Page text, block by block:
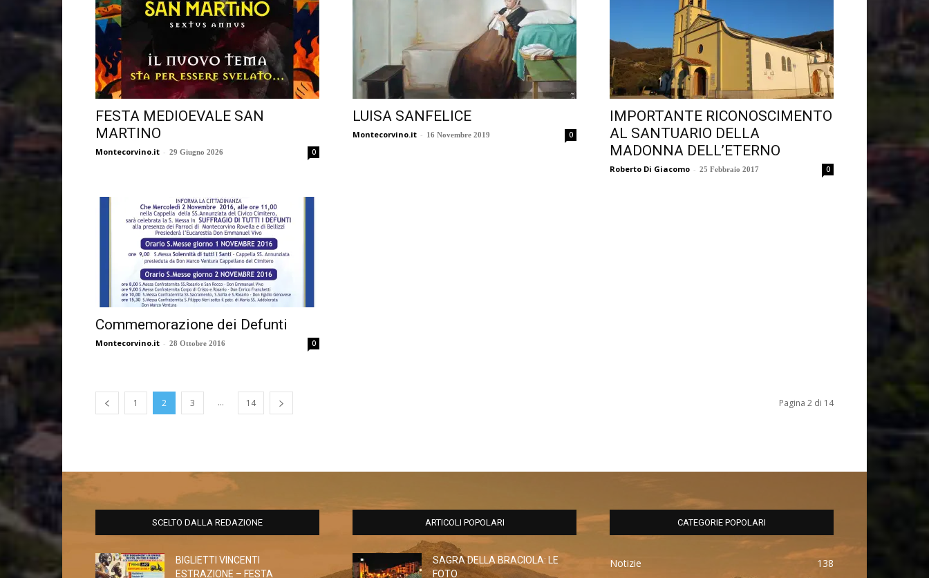
FESTA MEDIOEVALE SAN
MARTINO
Montecorvino.it - 29 Giugno 2026 0
LUISA SANFELICE
Montecorvino.it - 16 Novembre 2019 0
IMPORTANTE RICONOSCIMENTO
AL SANTUARIO DELLA
MADONNA DELL’ETERNO
Roberto Di Giacomo - 25 Febbraio 2017 0
Commemorazione dei Defunti
Montecorvino.it - 28 Ottobre 2016 0
1 2 3 ... 14 Pagina 2 di 14
SCELTO DALLA REDAZIONE
BIGLIETTI VINCENTI
ESTRAZIONE – FESTA
ARTICOLI POPOLARI
SAGRA DELLA BRACIOLA: LE
FOTO
CATEGORIE POPOLARI
Notizie
138